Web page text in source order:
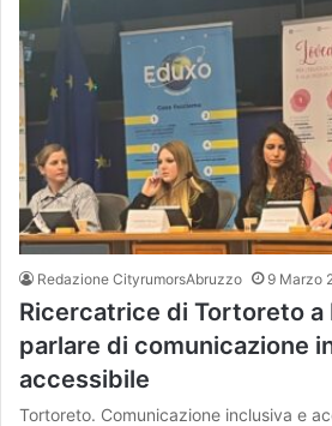
Redazione CityrumorsAbruzzo 9 Marzo
Ricercatrice di Tortoreto a
parlare di comunicazione
accessibile
Tortoreto. Comunicazione inclusiva e